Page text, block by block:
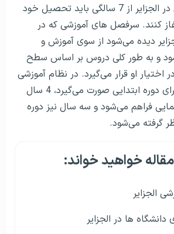
سازی دارند. کودکان در الجزایر از 7 سالگی باید تحصیل خود
کنند. سرفصل های آموزشی که در
دیده می‌شود از سوی آموزش و
و به طور کلی دروس بر اساس سطح
او قرار می‌گیرد. در نظام آموزشی
الجزایر 5 سال اول برای دوره ابتدایی صورت می‌گیرد، 4 سال
فراهم می‌شود و سه سال نیز دوره
گرفته می‌شود.
خواهید خواند:
الجزایر
ها در الجزایر